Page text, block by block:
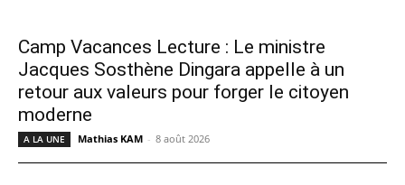
Camp Vacances Lecture : Le ministre
Jacques Sosthène Dingara appelle à un
retour aux valeurs pour forger le citoyen
moderne
A LA UNE Mathias KAM - 8 août 2026